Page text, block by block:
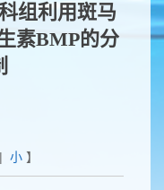
组利用斑马
素BMP的分
小】